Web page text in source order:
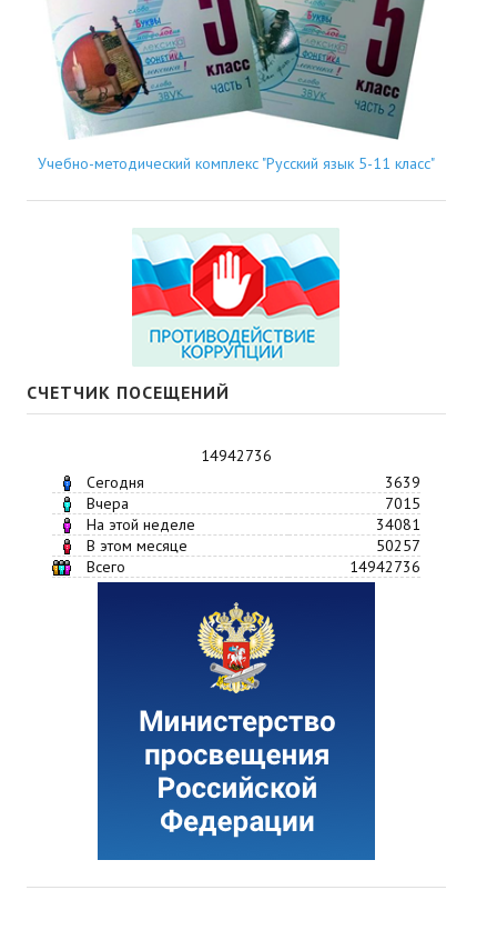
Учебно-методический комплекс "Русский язык 5-11 класс"
СЧЕТЧИК ПОСЕЩЕНИЙ
14942736
Сегодня
3639
Вчера
7015
На этой неделе
34081
В этом месяце
50257
Всего
14942736